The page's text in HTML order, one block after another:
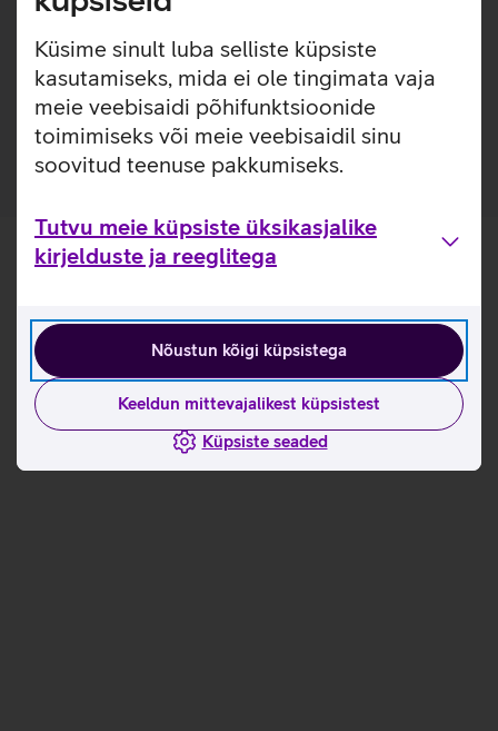
Küsime sinult luba selliste küpsiste
kasutamiseks, mida ei ole tingimata vaja
meie veebisaidi põhifunktsioonide
toimimiseks või meie veebisaidil sinu
soovitud teenuse pakkumiseks.
Tutvu meie küpsiste üksikasjalike
kirjelduste ja reeglitega
Nõustun kõigi küpsistega
Keeldun mittevajalikest küpsistest
Küpsiste seaded
Google Pixel Watch 3 Active kellarihm on mugav ja püsib
kindlalt sinu randmel, tagades alati päevase aktiivsuse ja
tervise jälgimise. Kellarihm on valmistatud mugavast
fluoroelastomeersest materjalist, mis on vastupidav ning
aitab vältida higistamist.